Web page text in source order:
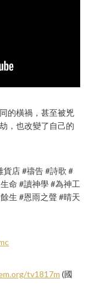
的橫禍，甚至被兇
，也改變了自己的
貨店 #禱告 #詩歌 #
命 #讀神學 #為神工
生 #恩雨之聲 #晴天
tv1817m (國